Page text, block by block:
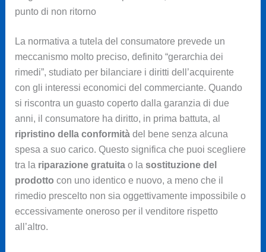
punto di non ritorno
La normativa a tutela del consumatore prevede un
meccanismo molto preciso, definito “gerarchia dei
rimedi”, studiato per bilanciare i diritti dell’acquirente
con gli interessi economici del commerciante. Quando
si riscontra un guasto coperto dalla garanzia di due
anni, il consumatore ha diritto, in prima battuta, al
ripristino della conformitàdel bene senza alcuna
spesa a suo carico. Questo significa che puoi scegliere
tra la riparazione gratuitao la sostituzione del
prodotto con uno identico e nuovo, a meno che il
rimedio prescelto non sia oggettivamente impossibile o
eccessivamente oneroso per il venditore rispetto
all’altro.